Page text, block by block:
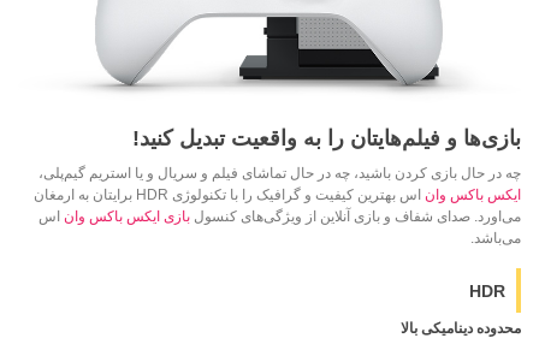
بازی‌ها و فیلم‌هایتان را به واقعیت تبدیل کنید!
چه در حال بازی کردن باشید، چه در حال تماشای فیلم و سریال و یا استریم گیم‌پلی،
ایکس باکس وان
اس بهترین کیفیت و گرافیک را با تکنولوژی HDR برایتان به ارمغان
می‌اورد. صدای شفاف و بازی آنلاین از ویژگی‌های کنسول بازی ایکس باکس وان اس
می‌باشد.
HDR
محدوده دینامیکی بالا